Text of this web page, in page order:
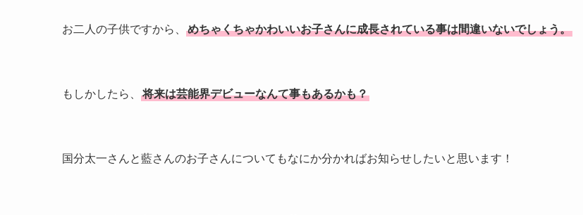
お二人の子供ですから、 めちゃくちゃかわいいお子さんに成長されている事は間違いないでしょう。
もしかしたら、 将来は芸能界デビューなんて事もあるかも？
国分太一さんと藍さんのお子さんについてもなにか分かればお知らせしたいと思います！